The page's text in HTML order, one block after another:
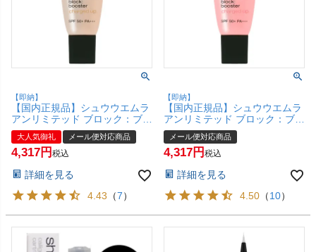
【即納】
【国内正規品】シュウウエムラ
アンリミテッド ブロック：ブー
スター アドバンスト 30ml #ヌ
ードベージュ SPF50+ PA+++
【化粧下地 メイクアップベー
【SBT】 (6044958)
大人気御礼 メール便対応商品
4,317 税込
詳細を見る
4.43 （7）
【即納】
【国内正規品】シュウウエムラ
アンリミテッド ブロック：ブー
スター アドバンスト 30ml #エ
ナジーフラッシュ SPF50+
PA+++ 【化粧下地 メイクアッ
品】【SBT】(6044957)
メール便対応商品
4,317 税込
詳細を見る
4.50 （10）